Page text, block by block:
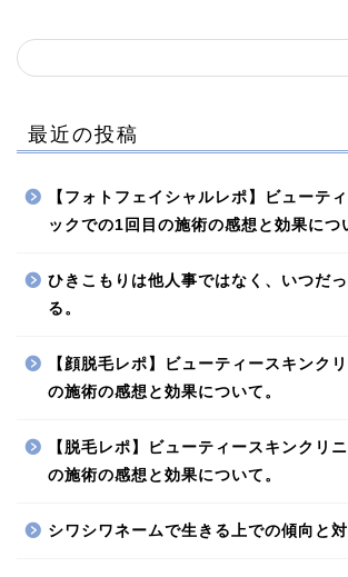
最近の投稿
【フォトフェイシャルレポ】ビューテ
ックでの1回目の施術の感想と効果につ
ひきこもりは他人事ではなく、いつだ
る。
【顔脱毛レポ】ビューティースキンク
の施術の感想と効果について。
【脱毛レポ】ビューティースキンクリ
の施術の感想と効果について。
シワシワネームで生きる上での傾向と対